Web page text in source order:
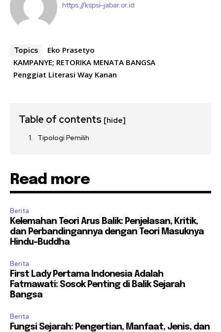
https://kspsi-jabar.or.id
Topics
Eko Prasetyo
KAMPANYE; RETORIKA MENATA BANGSA
Penggiat Literasi Way Kanan
Table of contents [hide]
Tipologi Pemilih
Read more
Berita
Kelemahan Teori Arus Balik: Penjelasan, Kritik,
dan Perbandingannya dengan Teori Masuknya
Hindu-Buddha
Berita
First Lady Pertama Indonesia Adalah
Fatmawati: Sosok Penting di Balik Sejarah
Bangsa
Berita
Fungsi Sejarah: Pengertian, Manfaat, Jenis, dan